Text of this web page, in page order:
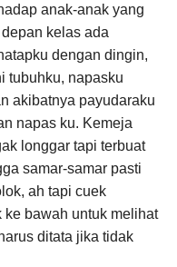
anak-anak yang
kelas ada
dengan dingin,
tubuhku, napasku
akibatnya payudaraku
napas ku. Kemeja
longgar tapi terbuat
samar-samar pasti
ah tapi cuek
bawah untuk melihat
ditata jika tidak